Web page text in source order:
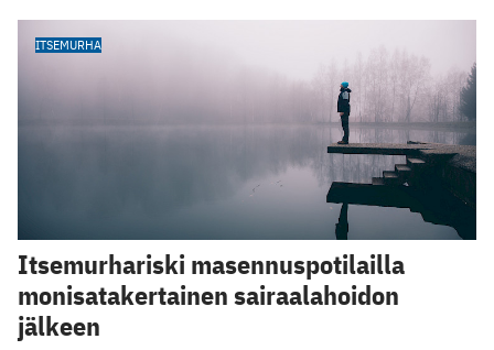
ITSEMURHA
Itsemurhariski masennuspotilailla
monisatakertainen sairaalahoidon
jälkeen